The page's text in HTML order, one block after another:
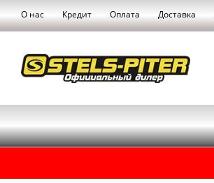
О нас Кредит Оплата Доставка